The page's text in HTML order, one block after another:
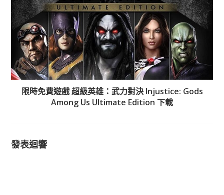
限時免費遊戲 超級英雄：武力對決 Injustice: Gods
Among Us Ultimate Edition 下載
發表迴響